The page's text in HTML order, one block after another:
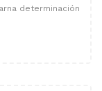
determinación